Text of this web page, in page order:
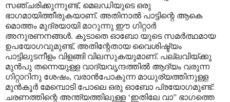
സഞ്ചരിക്കുന്നുണ്ട്, മെലഡിയുടെ ഒരു
ഭാഗമായിത്തീരുകയാണ്. അതിനാൽ പാട്ടിന്റെ ആകെ
മൊത്തം മുദ്രയായി മാറുന്നു ഈ ഗിറ്റാർ
അനുരണനങ്ങൾ. കൂടാതെ ഓബോ യുടെ സമർത്ഥമായ
ഉപയോഗവുമുണ്ട്, അതിന്റേതായ വൈശിഷ്ട്യം
പാട്ടിലുടനീളം വിളങ്ങി വിലസുകയുമാണ്. പല്ലവിയ്ക്കു
മുൻപു തന്നെയുള്ള വാദ്യവൃന്ദത്തിൽ ആദ്യം വരുന്ന
ഗിറ്റാറിനു ശേഷം, വരാൻപോകുന്ന മാധുര്യത്തിനുള്ള
മുൻകൂർ മേമ്പൊടി പോലെ ഒരു ഓബോ പ്രയോഗമുണ്ട്:
ചരണത്തിന്റെ അന്ത്യത്തിലുള്ള ‘ഇതിലേ വാ” ഭാഗത്തെ